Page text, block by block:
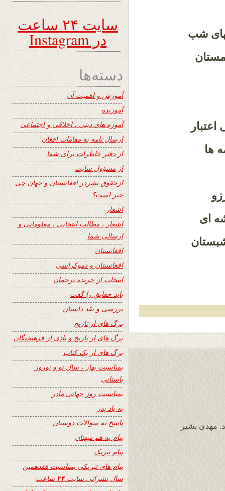
شب
ها
ای
مهدی بشیر
سایت ۲۴ ساعت
در Instagram
دسته‌ها
آموزش و اهمیت آن
آموزنده
آموزه های دینی ، اخلاقی و اجتماعی
ارسال نامه به مقامات افغان
از دفتر خاطرات برای شما
از مسؤول سایت
ازحقوق بشردر افغانستان و جهان چی
خبر است؟
اشعار
اشعار ، مطالب انتخابی ، معلوماتی و
ارسالی شما
افغانستان
افغانستان و دموکراسی
انتخاب از جریده ترجمان
باید حقایق را گفت
بررسی و نقد داستان
برگ های از تاریخ
برگ های از تاریخ و یادی از فرهیختگان
برگ های از یک کتاب
بمناسبت بهار ، سال نو و نوروز
باستانی
بمناسبت روز جهانی مادر
به یاد پدر
پاسخ به سوالات دوستان
پیام به هم میهنان
پیام تبریک
پیام های تبریکی بمناسبت هفدهمین
سال نشراتی سایت ۲۴ ساعت